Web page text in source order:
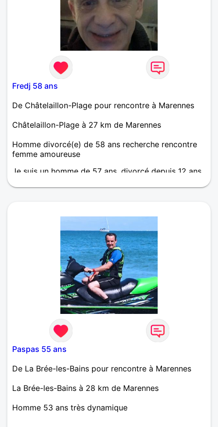
Fredj 58 ans
De Châtelaillon-Plage pour rencontre à Marennes
Châtelaillon-Plage à 27 km de Marennes
Homme divorcé(e) de 58 ans recherche rencontre
femme amoureuse
Je suis un homme de 57 ans, divorcé depuis 12 ans,
intentionné pour refaire ma vie.
Paspas 55 ans
De La Brée-les-Bains pour rencontre à Marennes
La Brée-les-Bains à 28 km de Marennes
Homme 53 ans très dynamique